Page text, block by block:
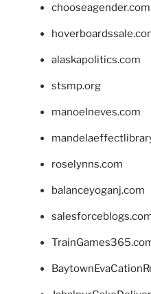
chooseagender.com
alaskapolitics.com
stsmp.org
manoelneves.com
roselynns.com
balanceyoganj.com